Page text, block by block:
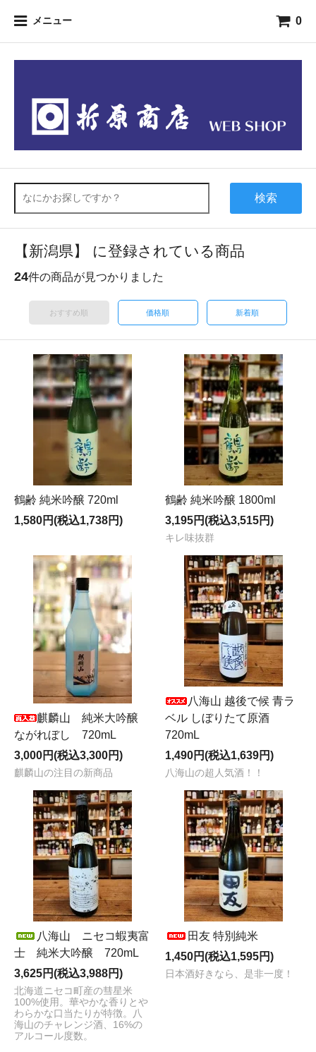
メニュー 0
検索
【新潟県】 に登録されている商品
24件の商品が見つかりました
おすすめ順 価格順 新着順
鶴齢 純米吟醸 720ml
1,580円(税込1,738円)
鶴齢 純米吟醸 1800ml
3,195円(税込3,515円)
キレ味抜群
麒麟山 純米大吟醸
ながれぼし 720mL
3,000円(税込3,300円)
麒麟山の注目の新商品
八海山 越後で候 青ラ
ベル しぼりたて原酒
720mL
1,490円(税込1,639円)
八海山の超人気酒！！
八海山 ニセコ蝦夷富
士 純米大吟醸 720mL
3,625円(税込3,988円)
北海道ニセコ町産の彗星米
100%使用。華やかな香りとや
わらかな口当たりが特徴。八
海山のチャレンジ酒、16%の
アルコール度数。
田友 特別純米
1,450円(税込1,595円)
日本酒好きなら、是非一度！